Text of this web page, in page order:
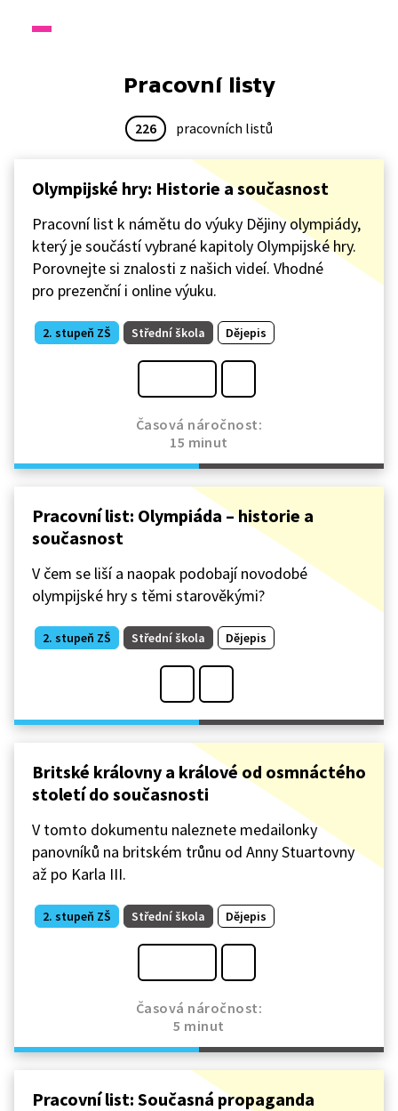
Pracovní listy
226 pracovních listů
Olympijské hry: Historie a současnost
Pracovní list k námětu do výuky Dějiny olympiády,
který je součástí vybrané kapitoly Olympijské hry.
Porovnejte si znalosti z našich videí. Vhodné
pro prezenční i online výuku.
2. stupeň ZŠ Střední škola Dějepis
Časová náročnost:
15 minut
Pracovní list: Olympiáda – historie a
současnost
V čem se liší a naopak podobají novodobé
olympijské hry s těmi starověkými?
2. stupeň ZŠ Střední škola Dějepis
Britské královny a králové od osmnáctého
století do současnosti
V tomto dokumentu naleznete medailonky
panovníků na britském trůnu od Anny Stuartovny
až po Karla III.
2. stupeň ZŠ Střední škola Dějepis
Časová náročnost:
5 minut
Pracovní list: Současná propaganda